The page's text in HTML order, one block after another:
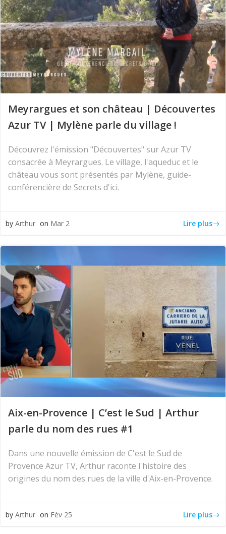
Meyrargues et son château | Découvertes
Azur TV | Mylène parle du village !
Découvrez l'émission "Découvertes" sur Azur TV
consacrée à Meyrargues. Le village, l'aqueduc et le
château vous sont présentés par Mylène, guide-
conférencière de Secrets d'ici.
by Arthur on Mar 2 Lire plus
Aix-en-Provence | C’est le Sud | Arthur
parle du nom des rues #1
Dans une nouvelle émission de C'est le Sud de
Provence Azur TV, Arthur raconte l'histoire des
origines du nom des rues de la ville d'Aix-en-Provence.
by Arthur on Fév 25 Lire plus